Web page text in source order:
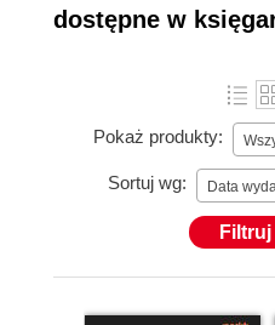
dostępne w
Pokaż produkty:
Sortuj wg: Data
Filtruj